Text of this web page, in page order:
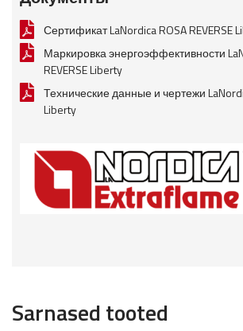
Сертификат LaNordica ROSA REVERSE
Маркировка энергоэффективности
REVERSE Liberty
Технические данные и чертежи
Liberty
Sarnased tooted